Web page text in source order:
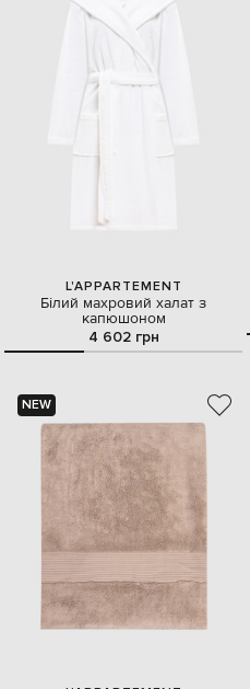
L'APPARTEMENT
Білий махровий халат з
капюшоном
4 602 грн
NEW